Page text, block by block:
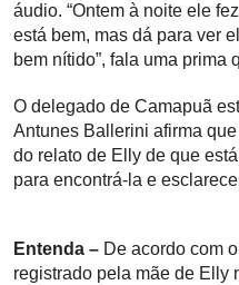
áudio. “Ontem à noite ele
está bem, mas dá para ver
bem nítido”, fala uma prima
O delegado de Camapuã
Antunes Ballerini afirma
do relato de Elly de que
para encontrá-la e
Entenda – De acordo com
registrado pela mãe de Elly